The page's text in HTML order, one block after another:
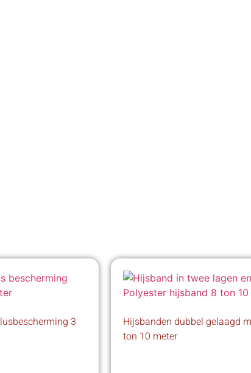
3
Hijsbanden dubbel gelaagd
ton 10 meter